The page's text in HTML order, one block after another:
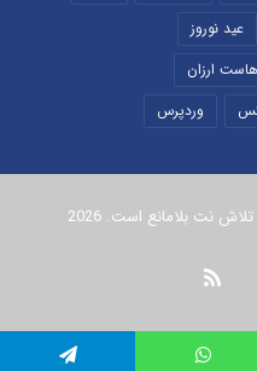
عید نوروز
هاست ارزان
وردپرس
نت بلامانع است. 2026
خوراک